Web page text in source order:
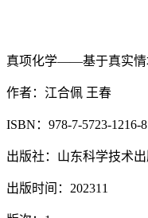
真项化学——基于真实情
作者：江合佩 王春
ISBN：978-7-5723-1216-8
出版社：山东科学技术
出版时间：202311